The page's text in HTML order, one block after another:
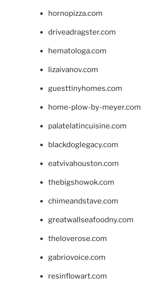
hornopizza.com
driveadragster.com
hematologa.com
lizaivanov.com
guesttinyhomes.com
home-plow-by-meyer.com
palatelatincuisine.com
blackdoglegacy.com
eatvivahouston.com
thebigshowok.com
chimeandstave.com
greatwallseafoodny.com
theloverose.com
gabriovoice.com
resinflowart.com